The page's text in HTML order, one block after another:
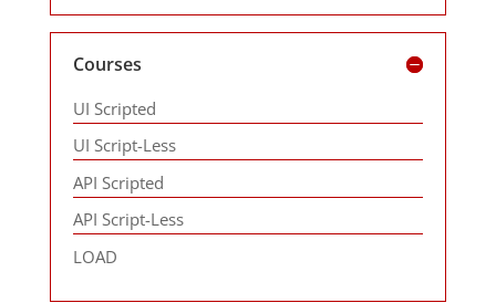
Courses
UI Scripted
UI Script-Less
API Scripted
API Script-Less
LOAD